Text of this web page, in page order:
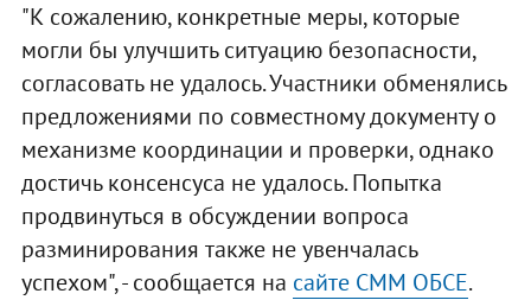
"К сожалению, конкретные меры, которые
могли бы улучшить ситуацию безопасности,
согласовать не удалось. Участники обменялись
предложениями по совместному документу о
механизме координации и проверки, однако
достичь консенсуса не удалось. Попытка
продвинуться в обсуждении вопроса
разминирования также не увенчалась
успехом", - сообщается на сайте СММ ОБСЕ.